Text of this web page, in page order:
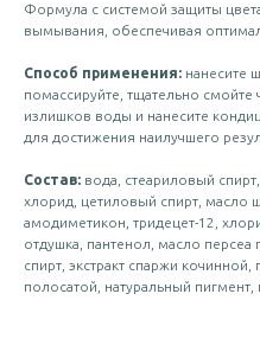
Формула с системой защиты
вымывания, обеспечивая
Способ применения: нанесите
помассируйте, тщательно
излишков воды и нанесите
для достижения наилучшего
Состав: вода, стеариловый
хлорид, цетиловый спирт, масло
амодиметикон, тридецет-12,
отдушка, пантенол, масло
спирт, экстракт спаржи
полосатой, натуральный пигмент,